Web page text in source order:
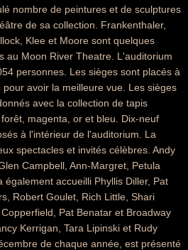
nombre de peintures et de sculptures
de sa collection. Frankenthaler,
Klee et Moore sont quelques
au Moon River Theatre. L'auditorium
personnes. Les sièges sont placés à
avoir la meilleure vue. Les sièges
avec la collection de tapis
magenta, or et bleu. Dix-neuf
à l'intérieur de l'auditorium. La
spectacles et invités célèbres. Andy
Campbell, Ann-Margret, Petula
accueilli Phyllis Diller, Pat
Robert Goulet, Rich Little, Shari
Pat Benatar et Broadway
Kerrigan, Tara Lipinski et Rudy
de chaque année, est présenté